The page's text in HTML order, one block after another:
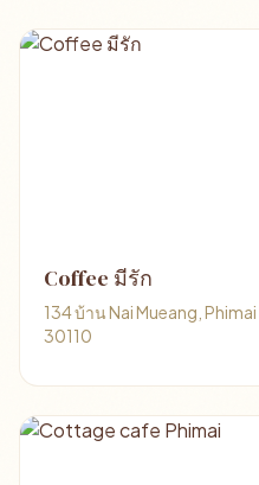
Coffee มีรัก
134 บ้าน Nai Mueang,
30110